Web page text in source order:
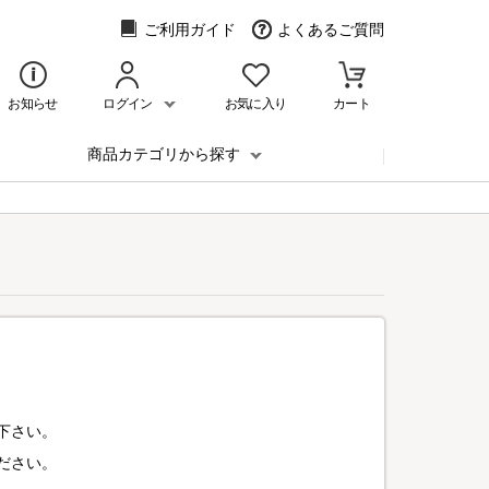
ご利用ガイド よくあるご質問
お知らせ ログイン お気に入り カート
商品カテゴリから探す
い。
い。